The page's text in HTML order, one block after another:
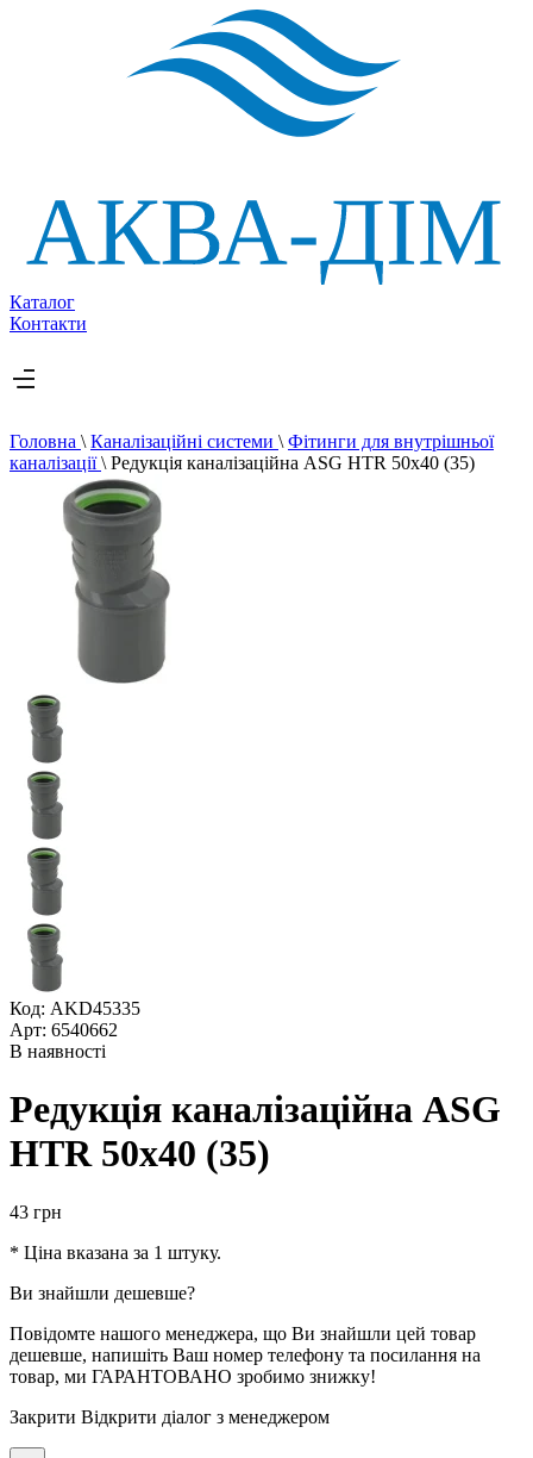
Каталог
Контакти
Головна \ Каналізаційні системи \ Фітинги для внутрішньої
каналізації\ Редукція каналізаційна ASG HTR 50х40 (35)
Код: AKD45335
Арт: 6540662
В наявності
Редукція каналізаційна ASG
HTR 50х40 (35)
43 грн
* Ціна вказана за 1 штуку.
Ви знайшли дешевше?
Повідомте нашого менеджера, що Ви знайшли цей товар
дешевше, напишіть Ваш номер телефону та посилання на
товар, ми ГАРАНТОВАНО зробимо знижку!
Закрити Відкрити діалог з менеджером